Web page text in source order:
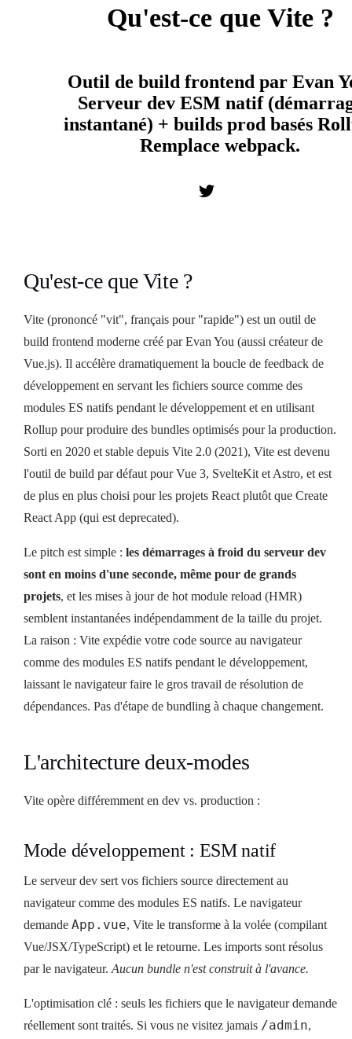
Qu'est-ce que Vite ?
Outil de build frontend par Evan
Serveur dev ESM natif
instantané) + builds prod basés
Remplace webpack.
Qu'est-ce que Vite ?
Vite (prononcé "vit", français pour "rapide") est un outil de
build frontend moderne créé par Evan You (aussi créateur de
Vue.js). Il accélère dramatiquement la boucle de feedback de
développement en servant les fichiers source comme des
modules ES natifs pendant le développement et en utilisant
Rollup pour produire des bundles optimisés pour la production.
Sorti en 2020 et stable depuis Vite 2.0 (2021), Vite est devenu
l'outil de build par défaut pour Vue 3, SvelteKit et Astro, et est
de plus en plus choisi pour les projets React plutôt que Create
React App (qui est deprecated).
Le pitch est simple : les démarrages à froid du serveur dev
sont en moins d'une seconde, même pour de grands
projets, et les mises à jour de hot module reload (HMR)
semblent instantanées indépendamment de la taille du projet.
La raison : Vite expédie votre code source au navigateur
comme des modules ES natifs pendant le développement,
laissant le navigateur faire le gros travail de résolution de
dépendances. Pas d'étape de bundling à chaque changement.
L'architecture deux-modes
Vite opère différemment en dev vs. production :
Mode développement : ESM natif
Le serveur dev sert vos fichiers source directement au
navigateur comme des modules ES natifs. Le navigateur
demande App.vue, Vite le transforme à la volée (compilant
Vue/JSX/TypeScript) et le retourne. Les imports sont résolus
par le navigateur. Aucun bundle n'est construit à l'avance.
L'optimisation clé : seuls les fichiers que le navigateur demande
réellement sont traités. Si vous ne visitez jamais /admin,